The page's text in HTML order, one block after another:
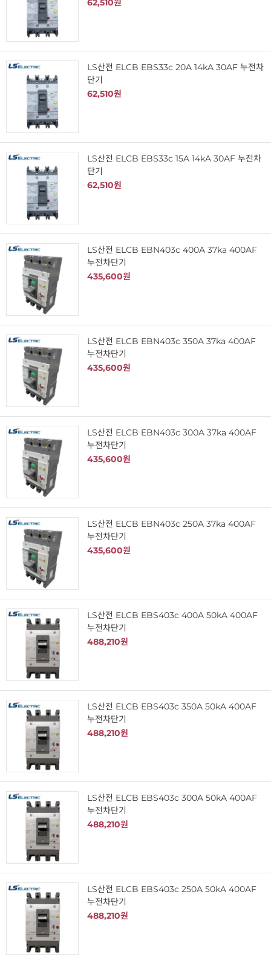
62,510원
LS산전 ELCB EBS33c 20A 14kA 30AF 누전차
단기
62,510원
LS산전 ELCB EBS33c 15A 14kA 30AF 누전차
단기
62,510원
LS산전 ELCB EBN403c 400A 37ka 400AF
누전차단기
435,600원
LS산전 ELCB EBN403c 350A 37ka 400AF
누전차단기
435,600원
LS산전 ELCB EBN403c 300A 37ka 400AF
누전차단기
435,600원
LS산전 ELCB EBN403c 250A 37ka 400AF
누전차단기
435,600원
LS산전 ELCB EBS403c 400A 50kA 400AF
누전차단기
488,210원
LS산전 ELCB EBS403c 350A 50kA 400AF
누전차단기
488,210원
LS산전 ELCB EBS403c 300A 50kA 400AF
누전차단기
488,210원
LS산전 ELCB EBS403c 250A 50kA 400AF
누전차단기
488,210원